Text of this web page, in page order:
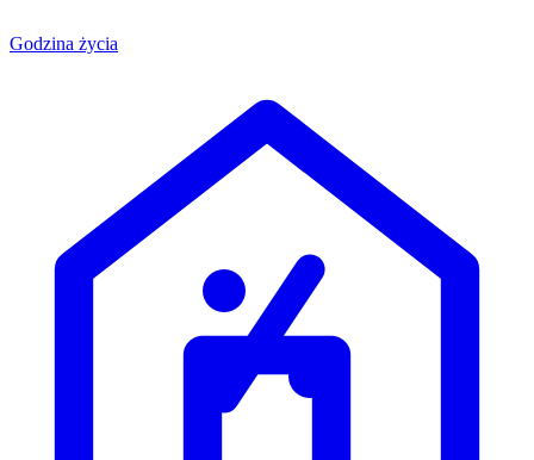
Godzina życia